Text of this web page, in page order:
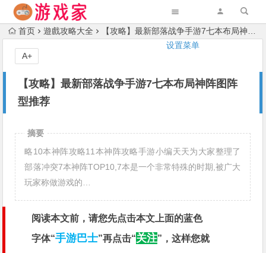
设置菜单
首页 遊戲攻略大全 【攻略】最新部落战争手游7七本布局神阵图阵型推荐
【攻略】最新部落战争手游7七本布局神阵图阵
型推荐
A+
摘要
略10本神阵攻略11本神阵攻略手游小编天天为大家整理了
部落冲突7本神阵TOP10,7本是一个非常特殊的时期,被广大
玩家称做游戏的…
阅读本文前，请您先点击本文上面的蓝色
字体“手游巴士”再点击“关注”，这样您就